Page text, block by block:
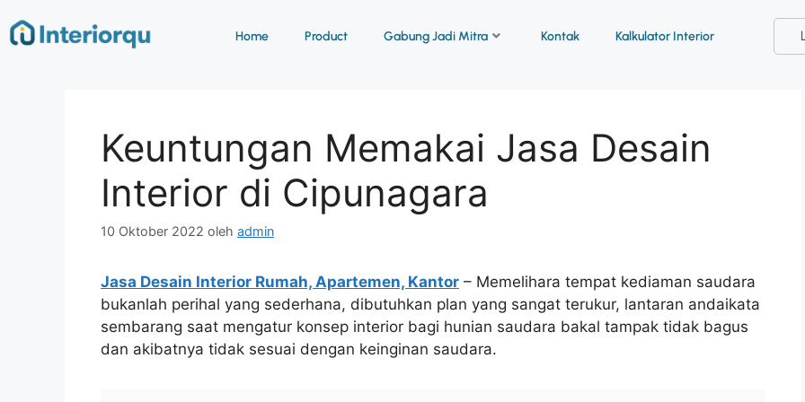
Home Product Gabung Jadi Mitra Kontak Kalkulator Interior
Keuntungan Memakai Jasa Desain
Interior di Cipunagara
10 Oktober 2022 oleh admin
Jasa Desain Interior Rumah, Apartemen, Kantor – Memelihara tempat kediaman saudara
bukanlah perihal yang sederhana, dibutuhkan plan yang sangat terukur, lantaran andaikata
sembarang saat mengatur konsep interior bagi hunian saudara bakal tampak tidak bagus
dan akibatnya tidak sesuai dengan keinginan saudara.